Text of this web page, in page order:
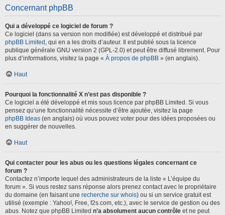
Concernant phpBB
Qui a développé ce logiciel de forum ?
Ce logiciel (dans sa version non modifiée) est développé et distribué par
phpBB Limited , qui en a les droits d’auteur. Il est publié sous la licence
publique générale GNU version 2 (GPL-2.0) et peut être diffusé librement. Pour
plus d’informations, visitez la page « À propos de phpBB » (en anglais).
Haut
Pourquoi la fonctionnalité X n’est pas disponible ?
Ce logiciel a été développé et mis sous licence par phpBB Limited. Si vous
pensez qu’une fonctionnalité nécessite d’être ajoutée, visitez la page
phpBB Ideas (en anglais) où vous pouvez voter pour des idées proposées ou
en suggérer de nouvelles.
Haut
Qui contacter pour les abus ou les questions légales concernant ce
forum ?
Contactez n’importe lequel des administrateurs de la liste « L’équipe du
forum ». Si vous restez sans réponse alors prenez contact avec le propriétaire
du domaine (en faisant une recherche sur whois) ou si un service gratuit est
utilisé (exemple : Yahoo!, Free, f2s.com, etc.), avec le service de gestion ou des
abus. Notez que phpBB Limited n’a absolument aucun contrôle et ne peut